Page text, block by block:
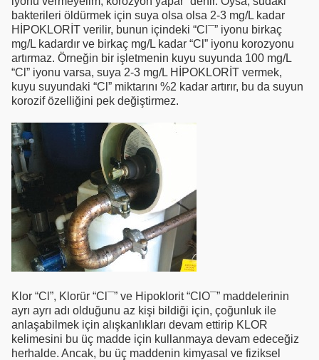
bakterileri öldürmek için suya olsa olsa 2-3 mg/L kadar
HİPOKLORİT verilir, bunun içindeki “Cl¯” iyonu birkaç
mg/L kadardır ve birkaç mg/L kadar “Cl” iyonu korozyonu
artırmaz. Örneğin bir işletmenin kuyu suyunda 100 mg/L
“Cl” iyonu varsa, suya 2-3 mg/L HİPOKLORİT vermek,
kuyu suyundaki “Cl” miktarını %2 kadar artırır, bu da suyun
korozif özelliğini pek değiştirmez.
Klor “Cl”, Klorür “Cl¯” ve Hipoklorit “ClO¯” maddelerinin
ayrı ayrı adı olduğunu az kişi bildiği için, çoğunluk ile
anlaşabilmek için alışkanlıkları devam ettirip KLOR
kelimesini bu üç madde için kullanmaya devam edeceğiz
herhalde. Ancak, bu üç maddenin kimyasal ve fiziksel